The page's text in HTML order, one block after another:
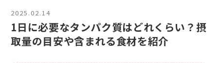
2025.02.14
1日に必要なタンパク質はどれくらい？摂
取量の目安や含まれる食材を紹介